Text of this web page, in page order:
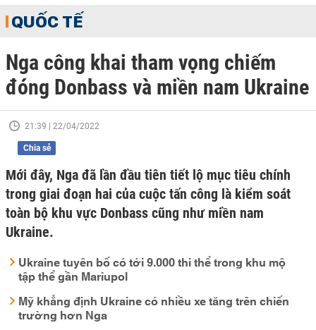
QUỐC TẾ
Nga công khai tham vọng chiếm
đóng Donbass và miền nam Ukraine
21:39 | 22/04/2022
Chia sẻ
Mới đây, Nga đã lần đầu tiên tiết lộ mục tiêu chính
trong giai đoạn hai của cuộc tấn công là kiểm soát
toàn bộ khu vực Donbass cũng như miền nam
Ukraine.
Ukraine tuyên bố có tới 9.000 thi thể trong khu mộ
tập thể gần Mariupol
Mỹ khẳng định Ukraine có nhiều xe tăng trên chiến
trường hơn Nga